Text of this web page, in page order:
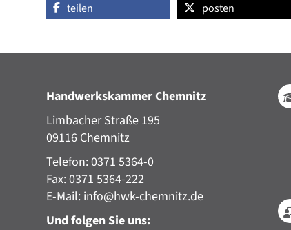
teilen posten
Handwerkskammer Chemnitz
Limbacher Straße 195
09116 Chemnitz
Telefon: 0371 5364-0
Fax: 0371 5364-222
E-Mail: info@hwk-chemnitz.de
Und folgen Sie uns: